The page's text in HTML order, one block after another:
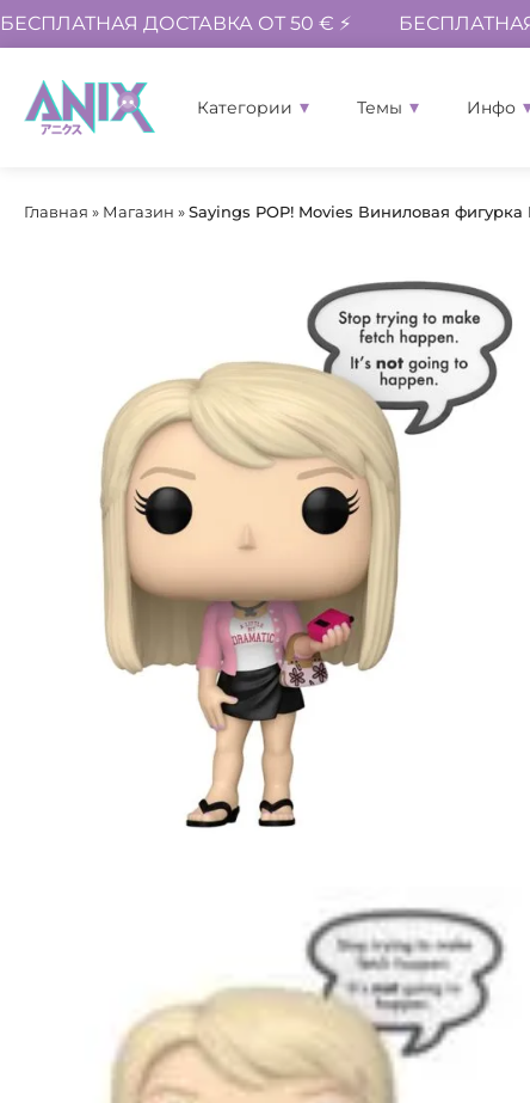
БЕСПЛАТНАЯ ДОСТАВКА ОТ 50 € ⚡
Категории Темы Инфо
Главная » Магазин »Sayings POP! Movies Виниловая фигурка